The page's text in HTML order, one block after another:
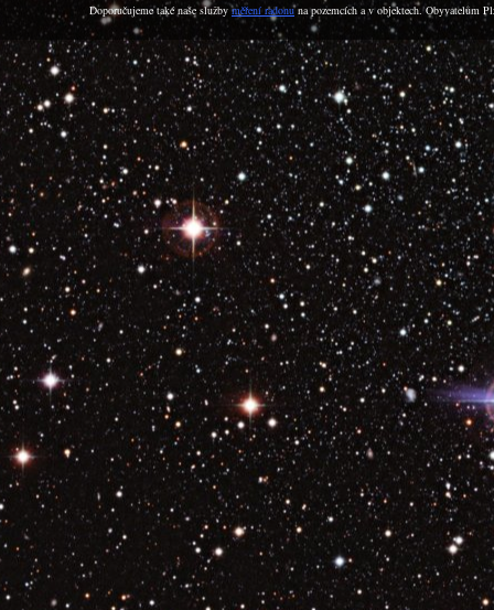
Doporučujeme také naše službyměření radonuna pozemcích a v objektech. Obyvatelům